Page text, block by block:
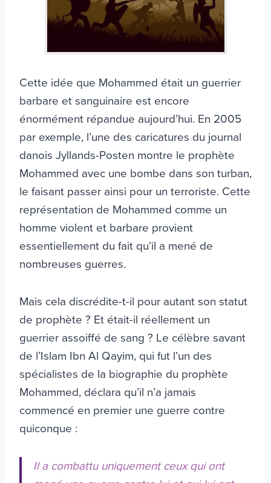
Cette idée que Mohammed était un guerrier
barbare et sanguinaire est encore
énormément répandue aujourd’hui. En 2005
par exemple, l’une des caricatures du journal
danois Jyllands-Posten montre le prophète
Mohammed avec une bombe dans son turban,
le faisant passer ainsi pour un terroriste. Cette
représentation de Mohammed comme un
homme violent et barbare provient
essentiellement du fait qu’il a mené de
nombreuses guerres.
Mais cela discrédite-t-il pour autant son statut
de prophète ? Et était-il réellement un
guerrier assoiffé de sang ? Le célèbre savant
de l’Islam Ibn Al Qayim, qui fut l’un des
spécialistes de la biographie du prophète
Mohammed, déclara qu’il n’a jamais
commencé en premier une guerre contre
quiconque :
Il a combattu uniquement ceux qui ont